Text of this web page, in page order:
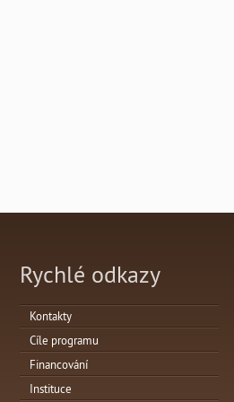
Rychlé odkazy
Kontakty
Cíle programu
Financování
Instituce